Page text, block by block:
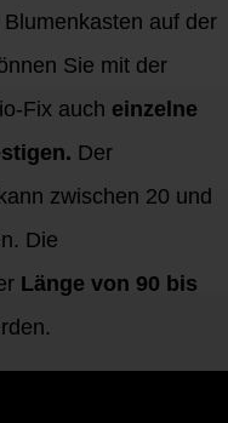
auf der
Sie mit der
Fix auch einzelne
Der
zwischen 20 und
Die
Länge von 90 bis